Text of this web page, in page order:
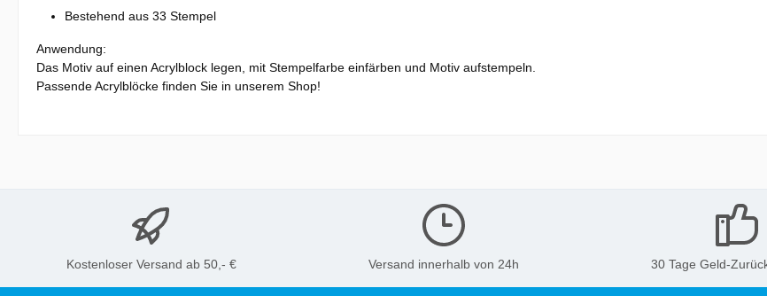
Bestehend aus 33 Stempel
Anwendung:
Das Motiv auf einen Acrylblock legen, mit Stempelfarbe einfärben und Motiv aufstempeln.
Passende Acrylblöcke finden Sie in unserem Shop!
Kostenloser Versand ab 50,- € Versand innerhalb von 24h 30 Tage Geld-